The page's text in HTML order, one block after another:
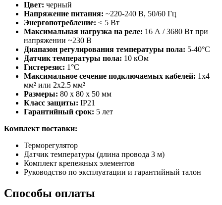
Цвет: черный
Напряжение питания: ~220-240 В, 50/60 Гц
Энергопотребление: ≤ 5 Вт
Максимальная нагрузка на реле: 16 А / 3680 Вт при
напряжении ~230 В
Диапазон регулирования температуры пола: 5-40°C
Датчик температуры пола: 10 кОм
Гистерезис: 1°C
Максимальное сечение подключаемых кабелей: 1x4
мм² или 2x2.5 мм²
Размеры: 80 x 80 x 50 мм
Класс защиты: IP21
Гарантийный срок: 5 лет
Комплект поставки:
Терморегулятор
Датчик температуры (длина провода 3 м)
Комплект крепежных элементов
Руководство по эксплуатации и гарантийный талон
Способы оплаты